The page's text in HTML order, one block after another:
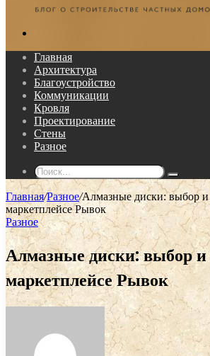
Главная
Архитектура
Благоустройство
Коммуникации
Кровля
Проектирование
Стены
Разное
Поиск...
Главная/Разное/Алмазные диски: выбор и
маркетплейсе Рывок
Разное
Алмазные диски: выбор
маркетплейсе Рывок